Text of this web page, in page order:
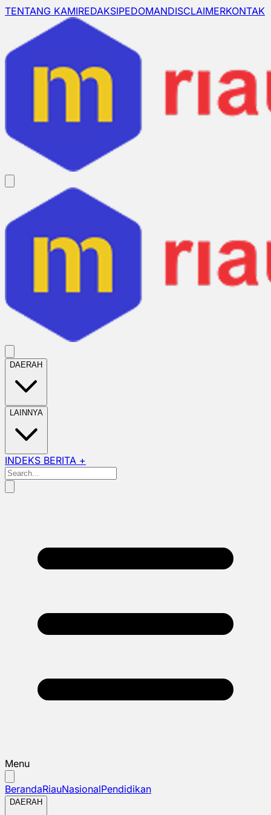
TENTANG KAMIREDAKSIPEDOMANDISCLAIMERKONTAK
DAERAH
LAINNYA
INDEKS BERITA +
Menu
BerandaRiauNasionalPendidikan
DAERAH